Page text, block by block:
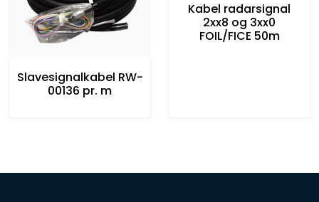
Slavesignalkabel RW-
00136 pr. m
Kabel radarsignal
2xx8 og 3xx0
FOIL/FICE 50m